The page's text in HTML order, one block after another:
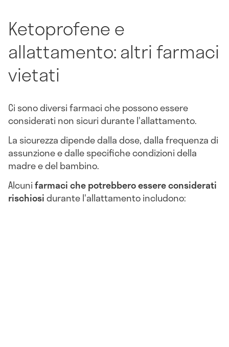
Ketoprofene e
allattamento: altri farmaci
vietati
Ci sono diversi farmaci che possono essere
considerati non sicuri durante l'allattamento.
La sicurezza dipende dalla dose, dalla frequenza di
assunzione e dalle specifiche condizioni della
madre e del bambino.
Alcunifarmaci che potrebbero essere considerati
rischiosidurante l'allattamento includono: